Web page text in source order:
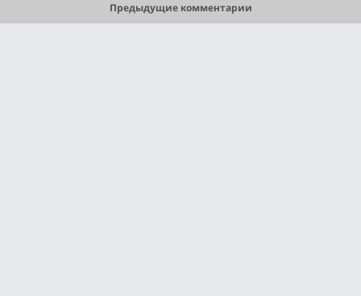
Предыдущие комментарии